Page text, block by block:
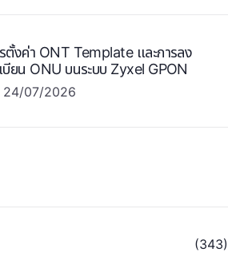
ตั้งค่า ONT Template และการลง
บียน ONU บนระบบ Zyxel GPON
24/07/2026
(343)